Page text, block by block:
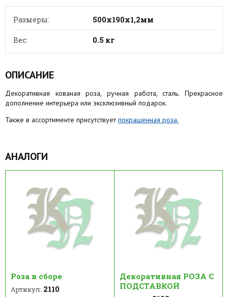
Размеры: 500х190х1,2мм
Вес: 0.5 кг
ОПИСАНИЕ
Декоративная кованая роза, ручная работа, сталь. Прекрасное
дополнение интерьера или эксклюзивный подарок.
Также в ассортименте присутствуетпокрашенная роза.
АНАЛОГИ
Роза в сборе
Артикул: 2110
Декоративная РОЗА С
ПОДСТАВКОЙ